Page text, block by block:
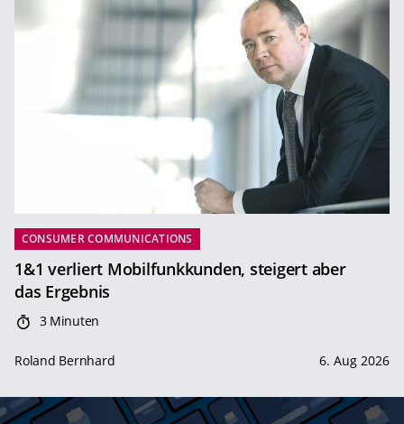
CONSUMER COMMUNICATIONS
1&1 verliert Mobilfunkkunden, steigert aber
das Ergebnis
3 Minuten
Roland Bernhard 6. Aug 2026